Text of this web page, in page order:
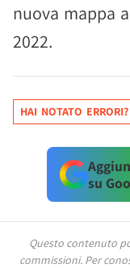
nuova mappa
2022.
HAI NOTATO ERRORI?
su
Questo contenuto
commissioni. Per